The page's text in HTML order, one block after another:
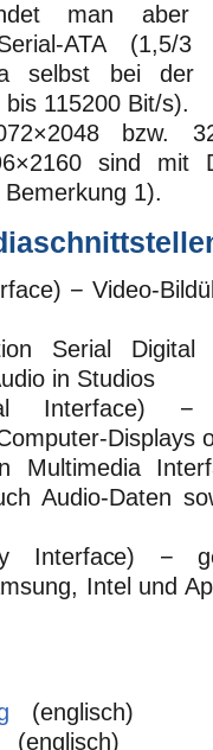
man aber
ATA (1,5/
selbst bei der
115200 Bit/s).
bzw.
sind mit
1).
− Video-
Serial
in Studios
Interface) −
Displays
Multimedia
Audio-Daten
Interface) −
Intel und
(englisch)
(englisch)